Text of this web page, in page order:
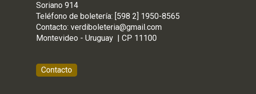
Soriano 914
Teléfono de boletería:
Contacto: verdiboleteria@gmail.com
Montevideo -
Contacto